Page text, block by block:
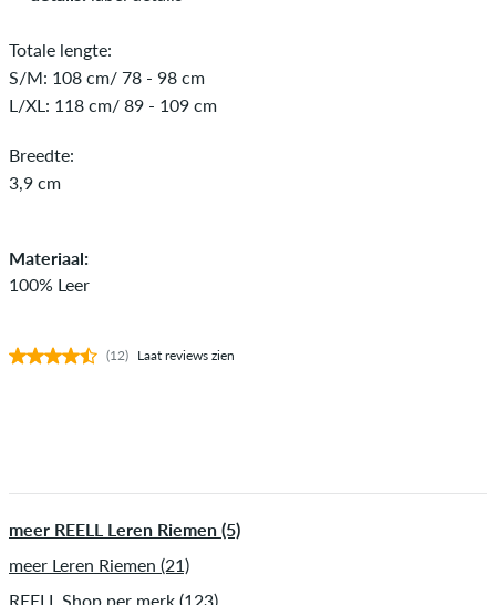
Totale lengte:
S/M: 108 cm/ 78 - 98 cm
L/XL: 118 cm/ 89 - 109 cm
Breedte:
3,9 cm
Materiaal:
100% Leer
(12) Laat reviews zien
meer REELL Leren Riemen (5)
meer Leren Riemen (21)
REELL Shop per merk (123)